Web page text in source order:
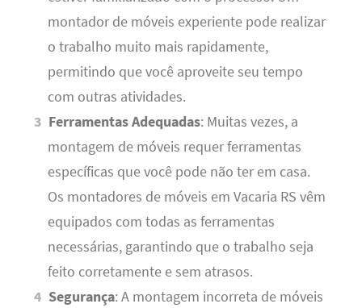
montador de móveis experiente pode realizar
o trabalho muito mais rapidamente,
permitindo que você aproveite seu tempo
com outras atividades.
Ferramentas Adequadas: Muitas vezes, a
montagem de móveis requer ferramentas
específicas que você pode não ter em casa.
Os montadores de móveis em Vacaria RS vêm
equipados com todas as ferramentas
necessárias, garantindo que o trabalho seja
feito corretamente e sem atrasos.
Segurança: A montagem incorreta de móveis